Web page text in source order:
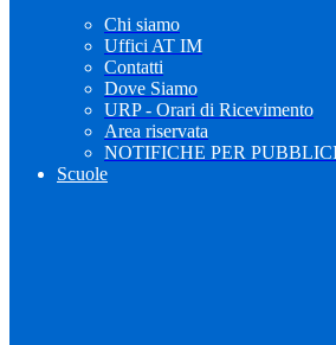
Chi siamo
Uffici AT IM
Contatti
Dove Siamo
URP - Orari di Ricevimento
Area riservata
NOTIFICHE PER
Scuole